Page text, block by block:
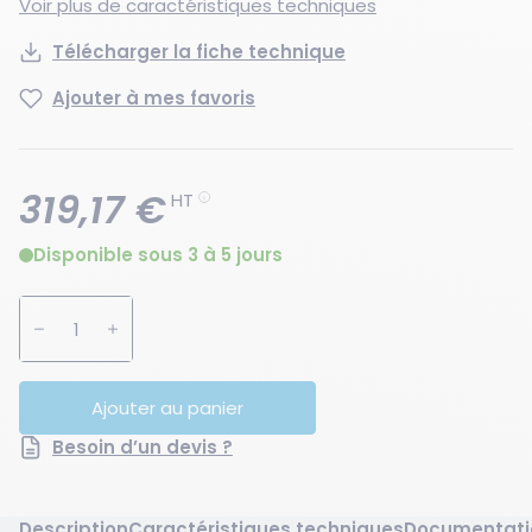
Voir plus de caractéristiques techniques
Télécharger la fiche technique
Ajouter à mes favoris
319,17 €HT
Disponible sous 3 à 5 jours
Augmenter la quantité
Ajouter au panier
Besoin d’un devis ?